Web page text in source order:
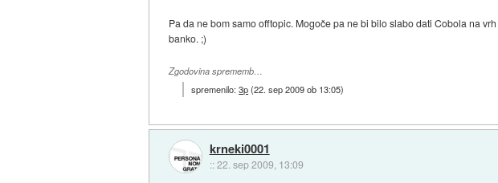
Pa da ne bom samo offtopic. Mogoče pa ne bi bilo slabo dati Cobola na
banko. ;)
Zgodovina sprememb…
spremenilo:3p(22. sep 2009 ob 13:05)
krneki0001
::22. sep 2009, 13:09